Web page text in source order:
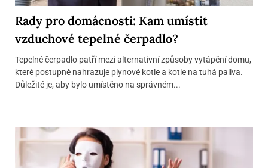
Rady pro domácnosti: Kam umístit
vzduchové tepelné čerpadlo?
Tepelné čerpadlo patří mezi alternativní způsoby vytápění domu,
které postupně nahrazuje plynové kotle a kotle na tuhá paliva.
Důležité je, aby bylo umístěno na správném...